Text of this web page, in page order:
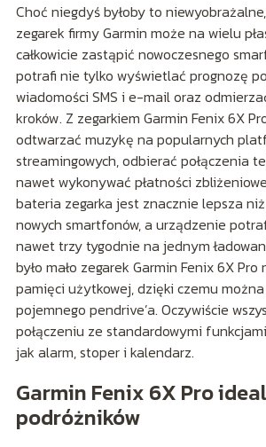
Choć niegdyś byłoby to
zegarek firmy Garmin może na wielu
całkowicie zastąpić nowoczesnego
potrafi nie tylko wyświetlać prognozę
wiadomości SMS i e-mail oraz
kroków. Z zegarkiem Garmin Fenix 6X
odtwarzać muzykę na popularnych
streamingowych, odbierać połączenia
nawet wykonywać płatności
bateria zegarka jest znacznie lepsza
nowych smartfonów, a urządzenie
nawet trzy tygodnie na jednym
było mało zegarek Garmin Fenix 6X
pamięci użytkowej, dzięki czemu
pojemnego pendrive’a. Oczywiście
połączeniu ze standardowymi
jak alarm, stoper i kalendarz.
Garmin Fenix 6X Pro
podróżników